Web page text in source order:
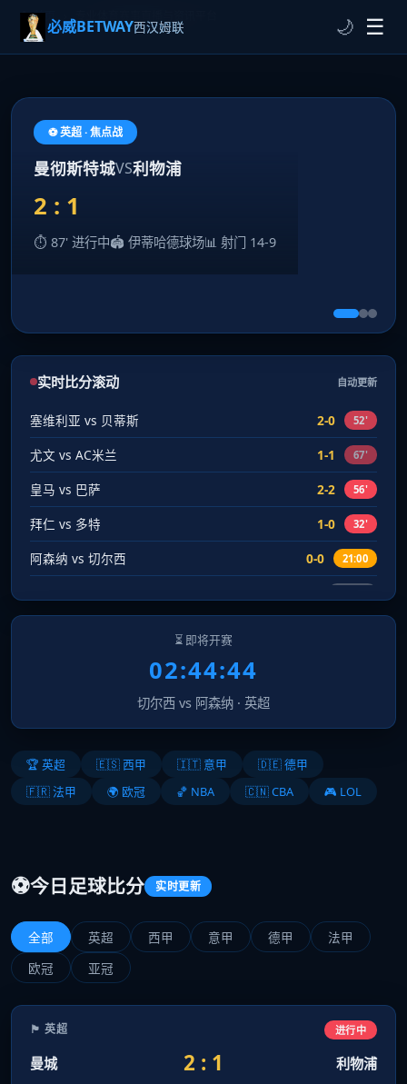
必威BETWAY西汉姆联 🌙 ☰
🏠首页
必威BETWAY西汉姆联 - 专业体育赛事
⚽ 英超 · 焦点战
曼彻斯特城VS利物浦
2 : 1
⏱ 87' 进行中🏟 伊蒂哈德球场📊 射门 14-9
实时比分滚动 自动更新
塞维利亚 vs 贝蒂斯 2-0 52'
尤文 vs AC米兰 1-1 67'
皇马 vs 巴萨 2-2 56'
拜仁 vs 多特 1-0 32'
阿森纳 vs 切尔西 0-0 21:00
⏳ 即将开赛
02:44:43
切尔西 vs 阿森纳 · 英超
🏆 英超 🇪🇸 西甲 🇮🇹 意甲
🇩🇪 德甲
🇫🇷 法甲
🌍 欧冠 🏀 NBA 🇨🇳 CBA 🎮 LOL
⚽今日足球比分 实时更新
全部 英超 西甲 意甲 德甲 法甲
欧冠 亚冠
🏴󠁧󠁢󠁥󠁮󠁧󠁿 英超 进行中
曼城 2 : 1 利物浦